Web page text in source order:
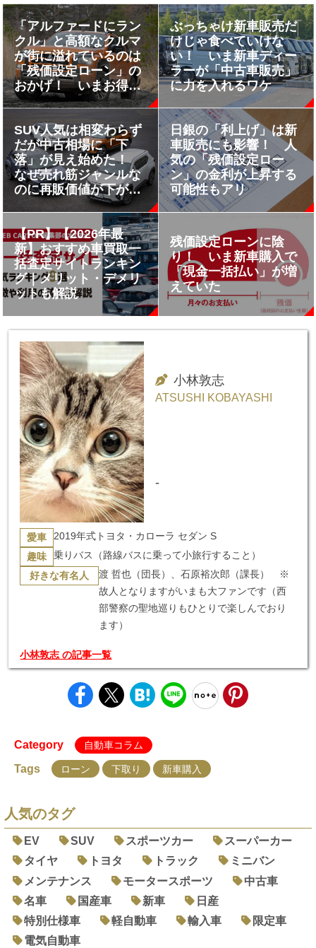
「アルファードにラン
クル」と高額なクルマ
が街に溢れているのは
「残価設定ローン」の
おかげ！ いまお得に
買えるクルマとは？
ぶっちゃけ新車販売だ
けじゃ食べていけな
い！ いま新車ディー
ラーが「中古車販売」
に力を入れるワケ
SUV人気は相変わらず
だが中古相場に「下
落」が見え始めた！
なぜ売れ筋ジャンルな
のに再販価値が下がっ
ているのか？
日銀の「利上げ」は新
車販売にも影響！ 人
気の「残価設定ロー
ン」の金利が上昇する
可能性もアリ
【PR】【2026年最
新】おすすめ車買取一
括査定サイトランキン
グ｜メリット・デメリ
ットも解説
残価設定ローンに陰
り！ いま新車購入で
「現金一括払い」が増
えていた
小林敦志
ATSUSHI KOBAYASHI
-
愛車 2019年式トヨタ・カローラ セダン S
趣味 乗りバス（路線バスに乗って小旅行すること）
好きな有名人
渡 哲也（団長）、石原裕次郎（課長） ※
故人となりますがいまも大ファンです（西
部警察の聖地巡りもひとりで楽しんでおり
ます）
小林敦志 の記事一覧
Category 自動車コラム
Tags ローン 下取り 新車購入
人気のタグ
EV SUV スポーツカー
スーパーカー
タイヤ
トヨタ トラック
ミニバン
メンテナンス
モータースポーツ
中古車
名車
国産車 新車
日産
特別仕様車
軽自動車 輸入車
限定車
電気自動車